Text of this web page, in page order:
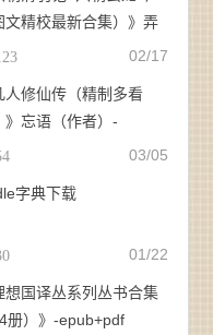
文精校最新合集）》弄
龙璇（作者）-
02/17
人修仙传（精制多看
》忘语（作者）-
03/05
字典下载
01/22
想国译丛系列丛书合集
册）》-epub+pdf